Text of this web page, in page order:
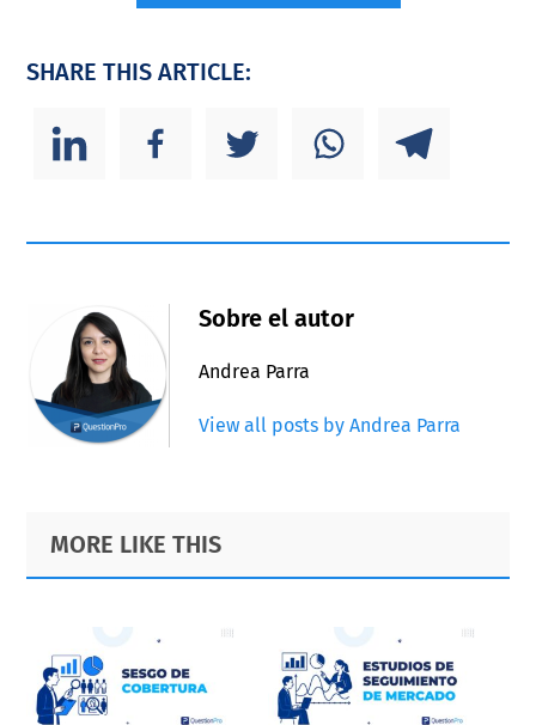
SHARE THIS ARTICLE:
Sobre el autor
Andrea Parra
View all posts by Andrea Parra
Primary
Sidebar
Footer
MORE LIKE THIS